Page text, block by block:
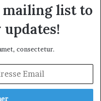
mailing list to
consectetur.